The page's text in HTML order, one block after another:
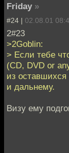
Friday »
#24 | 02.08.01
2#23
>2Goblin:
> Если тебе
(CD, DVD or
из
и дальнему.
Визу ему